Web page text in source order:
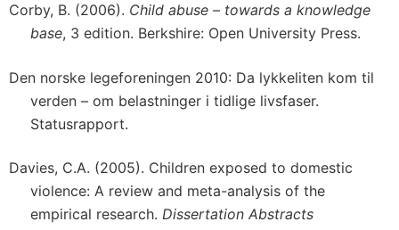
Corby, B. (2006). Child abuse – towards a knowledge
base, 3 edition. Berkshire: Open University Press.
Den norske legeforeningen 2010: Da lykkeliten kom til
verden – om belastninger i tidlige livsfaser.
Statusrapport.
Davies, C.A. (2005). Children exposed to domestic
violence: A review and meta-analysis of the
empirical research. Dissertation Abstracts